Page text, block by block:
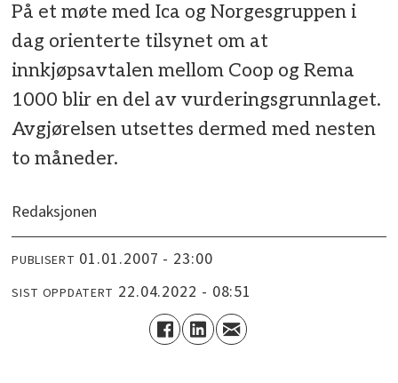
På et møte med Ica og Norgesgruppen i
dag orienterte tilsynet om at
innkjøpsavtalen mellom Coop og Rema
1000 blir en del av vurderingsgrunnlaget.
Avgjørelsen utsettes dermed med nesten
to måneder.
Redaksjonen
PUBLISERT 01.01.2007 - 23:00
SIST OPPDATERT 22.04.2022 - 08:51